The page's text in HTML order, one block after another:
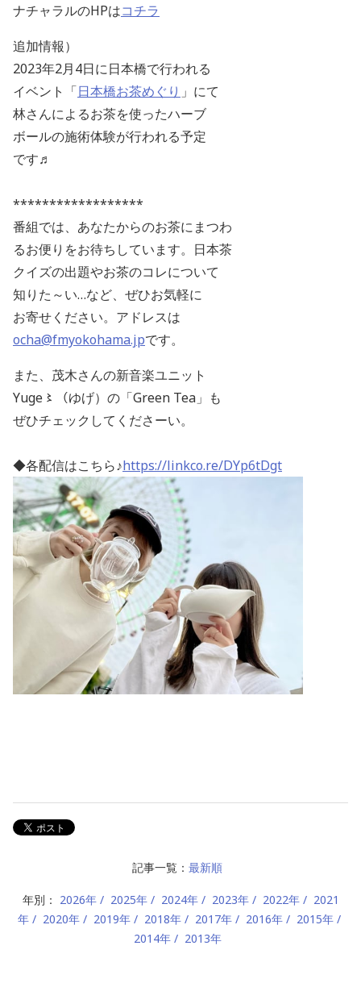
ナチャラルのHPはコチラ
追加情報）
2023年2月4日に日本橋で行われる
イベント「日本橋お茶めぐり 」にて
林さんによるお茶を使ったハーブ
ボールの施術体験が行われる予定
です♬
******************
番組では、あなたからのお茶にまつわ
るお便りをお待ちしています。日本茶
クイズの出題やお茶のコレについて
知りた～い…など、ぜひお気軽に
お寄せください。アドレスは
ocha@fmyokohama.jpです。
また、茂木さんの新音楽ユニット
Yuge〻（ゆげ）の「Green Tea」も
ぜひチェックしてくださーい。
◆各配信はこちら♪https://linkco.re/DYp6tDgt
記事一覧： 最新順
年別： 2026年 2025年 2024年 2023年 2022年
2021
年
2020年 2019年 2018年 2017年 2016年
2015年
2014年
2013年